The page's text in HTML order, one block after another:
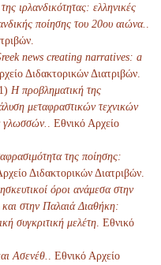
ιρλανδικότητας: ελληνικές
ποίησης του 20ου αιώνα.
news creating narratives: a
Διδακτορικών Διατριβών.
Η προβληματική της
μεταφραστικών τεχνικών
γλωσσών.
. Εθνικό Αρχείο
της ποίησης:
Διδακτορικών Διατριβών.
όροι ανάμεσα στην
στην Παλαιά Διαθήκη:
συγκριτική μελέτη . Εθνικό
Ασενέθ.
. Εθνικό Αρχείο